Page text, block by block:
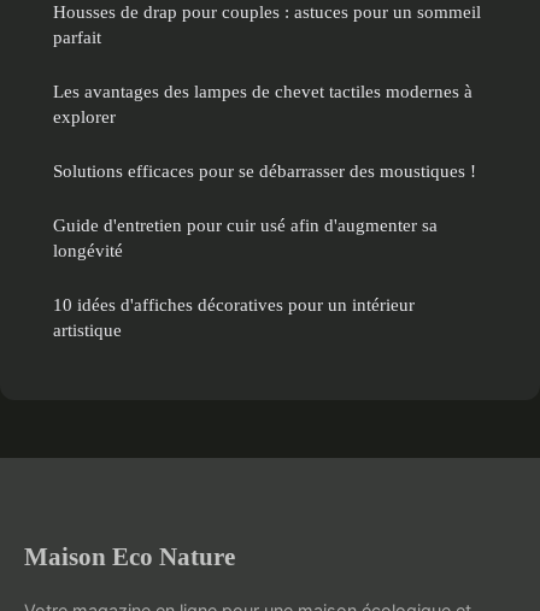
Housses de drap pour couples : astuces pour un sommeil
parfait
Les avantages des lampes de chevet tactiles modernes à
explorer
Solutions efficaces pour se débarrasser des moustiques !
Guide d'entretien pour cuir usé afin d'augmenter sa
longévité
10 idées d'affiches décoratives pour un intérieur
artistique
Maison Eco Nature